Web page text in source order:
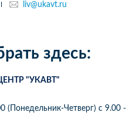
liv@ukavt.ru
здесь:
"УКАВТ"
(Понедельник-Четверг) c 9.00 -